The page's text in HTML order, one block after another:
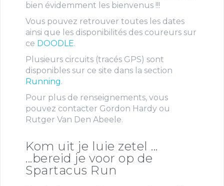
bien évidemment les bienvenus !!!
Vous pouvez retrouver toutes les dates
ainsi que les disponibilités des coureurs sur
ce DOODLE.
Plusieurs circuits (tracés GPS) sont
disponibles sur ce site dans la section
Running.
Pour plus de renseignements, vous
pouvez contacter Gordon Hardy ou
Rutger Van Den Abeele.
Kom uit je luie zetel ...
...bereid je voor op de
Spartacus Run